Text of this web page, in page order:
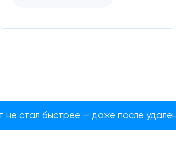
не стал быстрее — даже после